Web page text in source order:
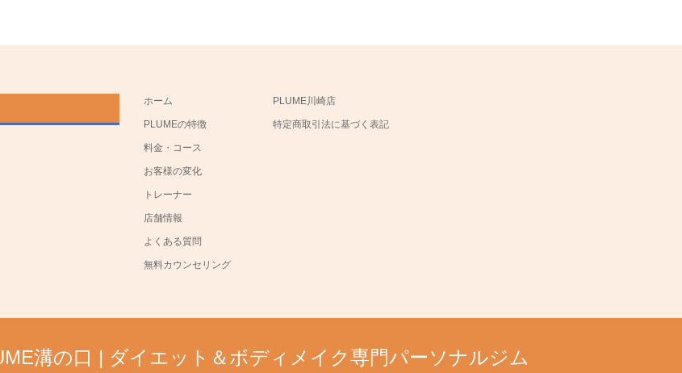
ホーム
PLUMEの特徴
料金・コース
お客様の変化
トレーナー
店舗情報
よくある質問
無料カウンセリング
PLUME川崎店
特定商取引法に基づく表記
溝の口 | ダイエット＆ボディメイク専門パーソナルジム